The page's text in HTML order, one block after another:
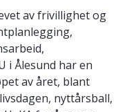
av frivillighet og
i Ålesund har en
av året, blant
nyttårsball,